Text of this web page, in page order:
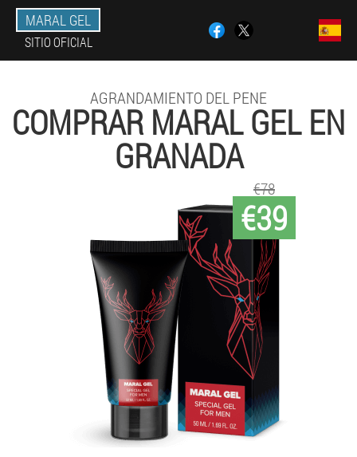
MARAL GEL
SITIO OFICIAL
AGRANDAMIENTO DEL PENE
COMPRAR MARAL GEL EN
GRANADA
€39
€78